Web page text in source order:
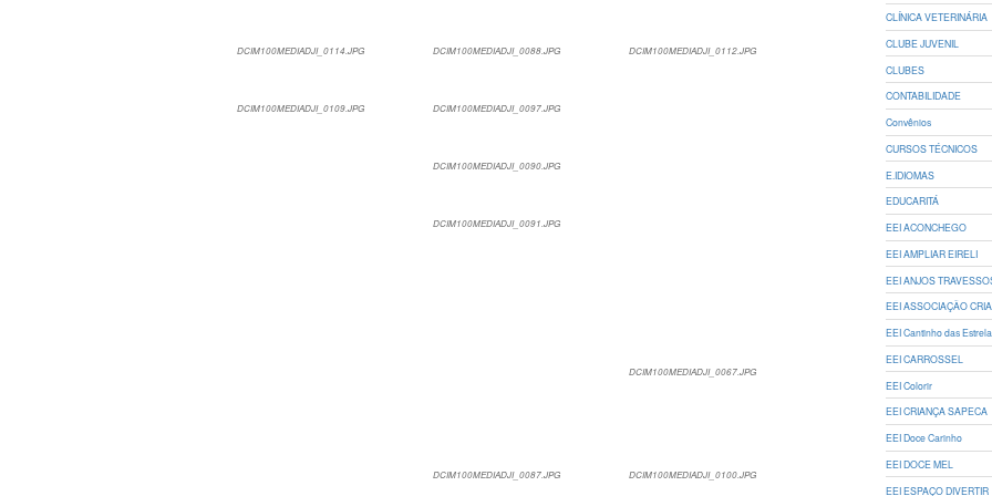
DCIM100MEDIADJI_0114.JPG DCIM100MEDIADJI_0088.JPG DCIM100MEDIADJI_0112.JPG
DCIM100MEDIADJI_0109.JPG DCIM100MEDIADJI_0097.JPG
DCIM100MEDIADJI_0090.JPG
DCIM100MEDIADJI_0091.JPG
DCIM100MEDIADJI_0067.JPG
DCIM100MEDIADJI_0087.JPG DCIM100MEDIADJI_0100.JPG
CLÍNICA VETERINÁRIA
CLUBE JUVENIL
CLUBES
CONTABILIDADE
Convênios
CURSOS TÉCNICOS
E.IDIOMAS
EDUCARITÁ
EEI ACONCHEGO
EEI AMPLIAR EIRELI
EEI ANJOS
EEI ASSOCIAÇÃO
EEI Cantinho das
EEI CARROSSEL
EEI Colorir
EEI CRIANÇA SAPECA
EEI Doce Carinho
EEI DOCE MEL
EEI ESPAÇO DIVERTIR